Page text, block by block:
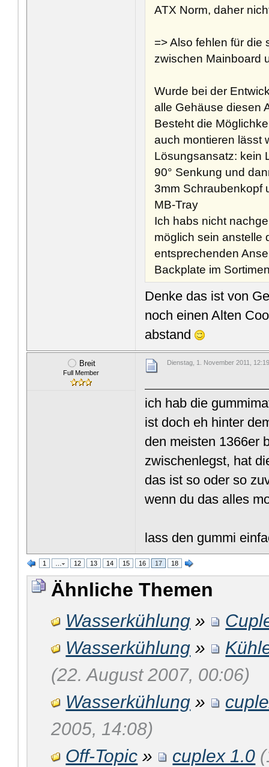
ATX Norm, daher
=> Also fehlen für die
zwischen Mainboard
Wurde bei der
alle Gehäuse diesen
Besteht die
auch montieren lässt
Lösungsansatz: kein
90° Senkung und
3mm Schraubenkopf
MB-Tray
Ich habs nicht
möglich sein anstelle
entsprechenden
Backplate im
Denke das ist von
noch einen Alten
abstand
Breit
Full Member
Dienstag, 1. November 2011,
ich hab die
ist doch eh hinter
den meisten 1366er
zwischenlegst, hat
das ist so oder so
wenn du das alles
lass den gummi
1 … 12 13 14 15 16 17 18
Ähnliche Themen
Wasserkühlung »
Wasserkühlung »
(22. August 2007, 00:06)
Wasserkühlung »
2005, 14:08)
Off-Topic » cuplex 1.0